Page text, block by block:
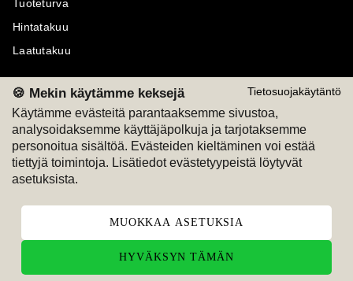
Tietosuojakäytäntö
🍪 Mekin käytämme keksejä
Käytämme evästeitä parantaaksemme sivustoa,
analysoidaksemme käyttäjäpolkuja ja tarjotaksemme
personoitua sisältöä. Evästeiden kieltäminen voi estää
tiettyjä toimintoja. Lisätiedot evästetyypeistä löytyvät
asetuksista.
MUOKKAA ASETUKSIA
HYVÄKSYN TÄMÄN
Tuoteturva
Hintatakuu
Laatutakuu
Maksutavat
M
Seuraa meitä